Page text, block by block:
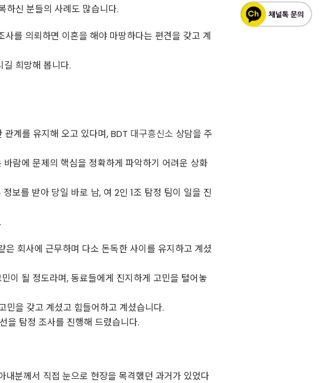
하신 분들의 사례도 많습니다.
를 의뢰하면 이혼을 해야 마땅하다는 편견을 갖고 계
길 희망해 봅니다.
계를 유지해 오고 있다며, BDT 대구흥신소 상담을 주
람에 문제의 핵심을 정확하게 파악하기 어려운 상화
보를 받아 당일 바로 남, 여 2인 1조 탐정 팀이 일을 진
회사에 근무하며 다소 돈독한 사이를 유지하고 계셨
이 될 정도라며, 동료들에게 진지하게 고민을 털어놓
을 갖고 계셨고 힘들어하고 계셨습니다.
을 탐정 조사를 진행해 드렸습니다.
분께서 직접 눈으로 현장을 목격했던 과거가 있었다